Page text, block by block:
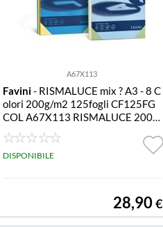
A67X113
Favini- RISMALUCE mix ? A3 - 8 C
olori 200g/m2 125fogli CF125FG
COL A67X113 RISMALUCE 200G
R MIX 8COLORI A3 125F
DISPONIBILE
28,90€